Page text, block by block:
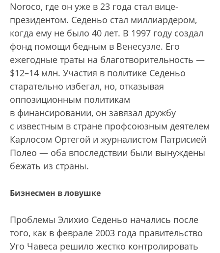
Noroco, где он уже в 23 года стал вице-
президентом. Седеньо стал миллиардером,
когда ему не было 40 лет. В 1997 году создал
фонд помощи бедным в Венесуэле. Его
ежегодные траты на благотворительность —
$12–14 млн. Участия в политике Седеньо
старательно избегал, но, отказывая
оппозиционным политикам
в финансировании, он завязал дружбу
с известным в стране профсоюзным деятелем
Карлосом Ортегой и журналистом Патрисией
Полео — оба впоследствии были вынуждены
бежать из страны.
Бизнесмен в ловушке
Проблемы Элихио Седеньо начались после
того, как в феврале 2003 года правительство
Уго Чавеса решило жестко контролировать